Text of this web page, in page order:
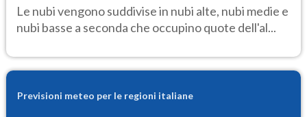
Le nubi vengono suddivise in nubi alte, nubi medie e
nubi basse a seconda che occupino quote dell'al...
Previsioni meteo per le regioni italiane